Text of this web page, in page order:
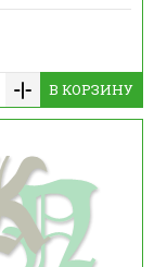
В КОРЗИНУ